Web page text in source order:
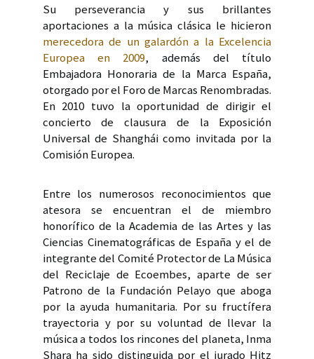
Su perseverancia y sus brillantes
aportaciones a la música clásica le hicieron
merecedora de un galardón a la Excelencia
Europea en 2009, además del título
Embajadora Honoraria de la Marca España,
otorgado por el Foro de Marcas Renombradas.
En 2010 tuvo la oportunidad de dirigir el
concierto de clausura de la Exposición
Universal de Shanghái como invitada por la
Comisión Europea.
Entre los numerosos reconocimientos que
atesora se encuentran el de miembro
honorífico de la Academia de las Artes y las
Ciencias Cinematográficas de España y el de
integrante del Comité Protector de La Música
del Reciclaje de Ecoembes, aparte de ser
Patrono de la Fundación Pelayo que aboga
por la ayuda humanitaria. Por su fructífera
trayectoria y por su voluntad de llevar la
música a todos los rincones del planeta, Inma
Shara ha sido distinguida por el jurado Hitz